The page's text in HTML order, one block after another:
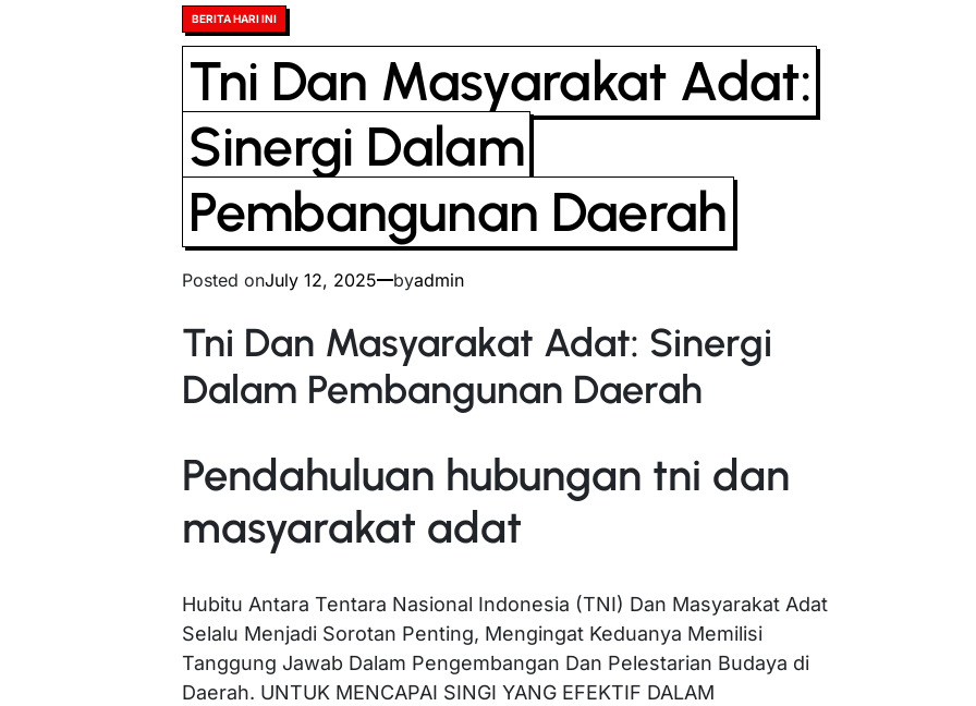
Posted
in
BERITA HARI INI
Tni Dan Masyarakat Adat:
Sinergi Dalam
Pembangunan Daerah
Posted onJuly 12, 2025 byadmin
Tni Dan Masyarakat Adat: Sinergi
Dalam Pembangunan Daerah
Pendahuluan hubungan tni dan
masyarakat adat
Hubitu Antara Tentara Nasional Indonesia (TNI) Dan Masyarakat Adat
Selalu Menjadi Sorotan Penting, Mengingat Keduanya Memilisi
Tanggung Jawab Dalam Pengembangan Dan Pelestarian Budaya di
Daerah. UNTUK MENCAPAI SINGI YANG EFEKTIF DALAM